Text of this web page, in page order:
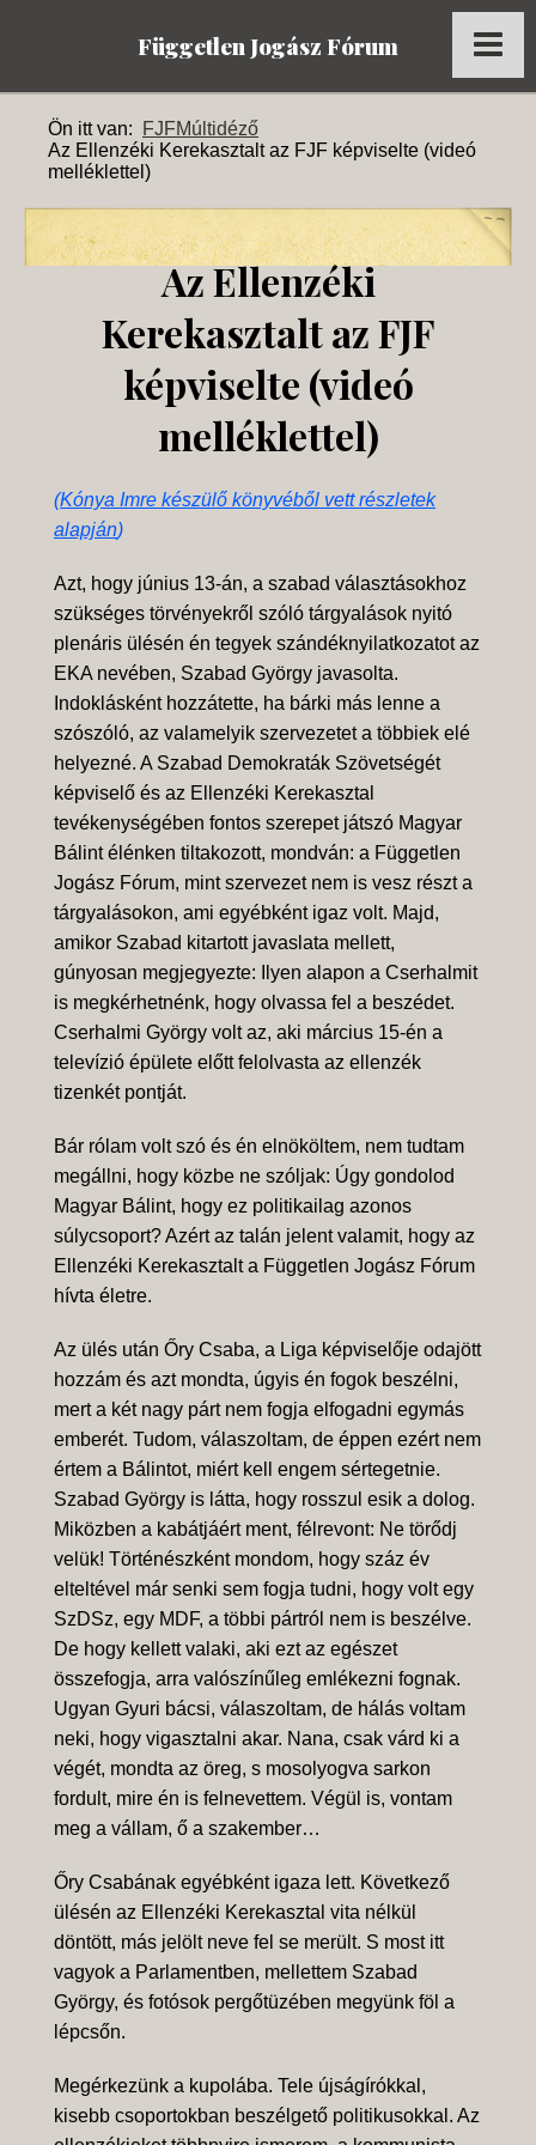
Független Jogász Fórum
Főoldal
Dokumentumok
Múltidéző
Az FJF az MTI-ben
Ön itt van: FJFMúltidéző
Az Ellenzéki Kerekasztalt az FJF képviselte (videó
melléklettel)
Az Ellenzéki
Kerekasztalt az FJF
képviselte (videó
melléklettel)
(Kónya Imre készülő könyvéből vett részletek
alapján)
Azt, hogy június 13-án, a szabad választásokhoz
szükséges törvényekről szóló tárgyalások nyitó
plenáris ülésén én tegyek szándéknyilatkozatot az
EKA nevében, Szabad György javasolta.
Indoklásként hozzátette, ha bárki más lenne a
szószóló, az valamelyik szervezetet a többiek elé
helyezné. A Szabad Demokraták Szövetségét
képviselő és az Ellenzéki Kerekasztal
tevékenységében fontos szerepet játszó Magyar
Bálint élénken tiltakozott, mondván: a Független
Jogász Fórum, mint szervezet nem is vesz részt a
tárgyalásokon, ami egyébként igaz volt. Majd,
amikor Szabad kitartott javaslata mellett,
gúnyosan megjegyezte: Ilyen alapon a Cserhalmit
is megkérhetnénk, hogy olvassa fel a beszédet.
Cserhalmi György volt az, aki március 15-én a
televízió épülete előtt felolvasta az ellenzék
tizenkét pontját.
Bár rólam volt szó és én elnököltem, nem tudtam
megállni, hogy közbe ne szóljak: Úgy gondolod
Magyar Bálint, hogy ez politikailag azonos
súlycsoport? Azért az talán jelent valamit, hogy az
Ellenzéki Kerekasztalt a Független Jogász Fórum
hívta életre.
Az ülés után Őry Csaba, a Liga képviselője odajött
hozzám és azt mondta, úgyis én fogok beszélni,
mert a két nagy párt nem fogja elfogadni egymás
emberét. Tudom, válaszoltam, de éppen ezért nem
értem a Bálintot, miért kell engem sértegetnie.
Szabad György is látta, hogy rosszul esik a dolog.
Miközben a kabátjáért ment, félrevont: Ne törődj
velük! Történészként mondom, hogy száz év
elteltével már senki sem fogja tudni, hogy volt egy
SzDSz, egy MDF, a többi pártról nem is beszélve.
De hogy kellett valaki, aki ezt az egészet
összefogja, arra valószínűleg emlékezni fognak.
Ugyan Gyuri bácsi, válaszoltam, de hálás voltam
neki, hogy vigasztalni akar. Nana, csak várd ki a
végét, mondta az öreg, s mosolyogva sarkon
fordult, mire én is felnevettem. Végül is, vontam
meg a vállam, ő a szakember…
Őry Csabának egyébként igaza lett. Következő
ülésén az Ellenzéki Kerekasztal vita nélkül
döntött, más jelölt neve fel se merült. S most itt
vagyok a Parlamentben, mellettem Szabad
György, és fotósok pergőtüzében megyünk föl a
lépcsőn.
Megérkezünk a kupolába. Tele újságírókkal,
kisebb csoportokban beszélgető politikusokkal. Az